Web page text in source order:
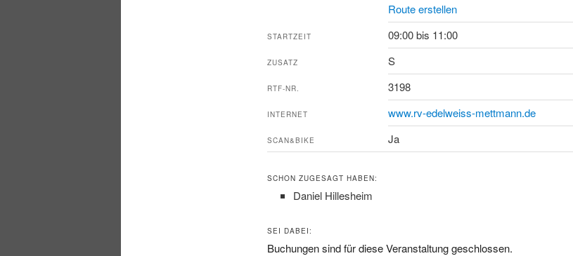
Route erstellen
STARTZEIT 09:00 bis 11:00
ZUSATZ S
RTF-NR. 3198
INTERNET www.rv-edelweiss-mettmann.de
SCAN&BIKE Ja
SCHON ZUGESAGT HABEN:
Daniel Hillesheim
SEI DABEI:
Buchungen sind für diese Veranstaltung geschlossen.